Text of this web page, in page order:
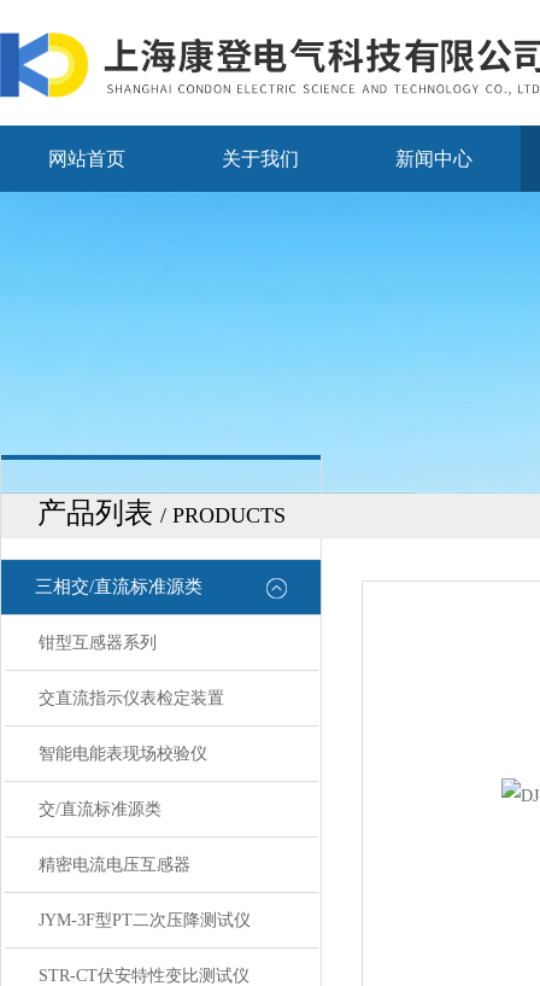
网站首页 关于我们 新闻中心
产品列表 / PRODUCTS
三相交/直流标准源类
钳型互感器系列
交直流指示仪表检定装置
智能电能表现场校验仪
交/直流标准源类
精密电流电压互感器
JYM-3F型PT二次压降测试仪
STR-CT伏安特性变比测试仪